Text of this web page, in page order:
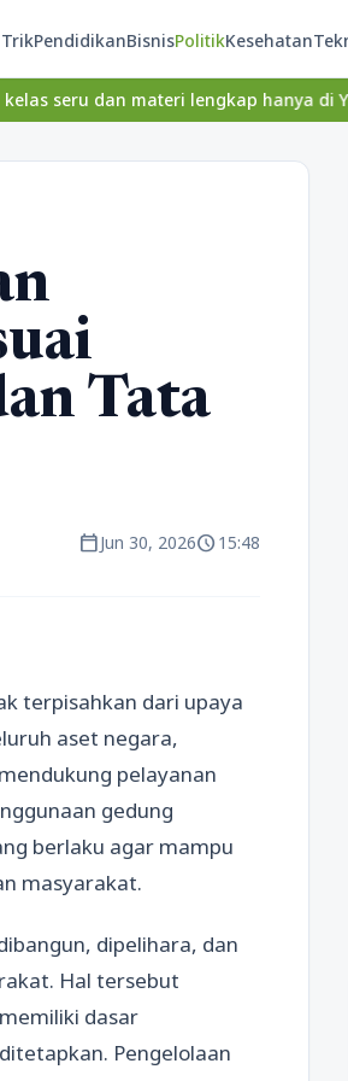
PendidikanBisnisPolitikKesehatan
lengkap hanya di
Tata
calendar_todayJun 30, 2026schedule15:48
terpisahkan dari upaya
aset negara,
pelayanan
gedung
berlaku agar mampu
masyarakat.
dipelihara, dan
Hal tersebut
dasar
Pengelolaan